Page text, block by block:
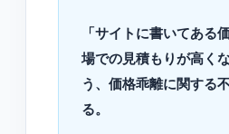
「サイトに書いてある
場での見積もりが高く
う、価格乖離に関する
る。